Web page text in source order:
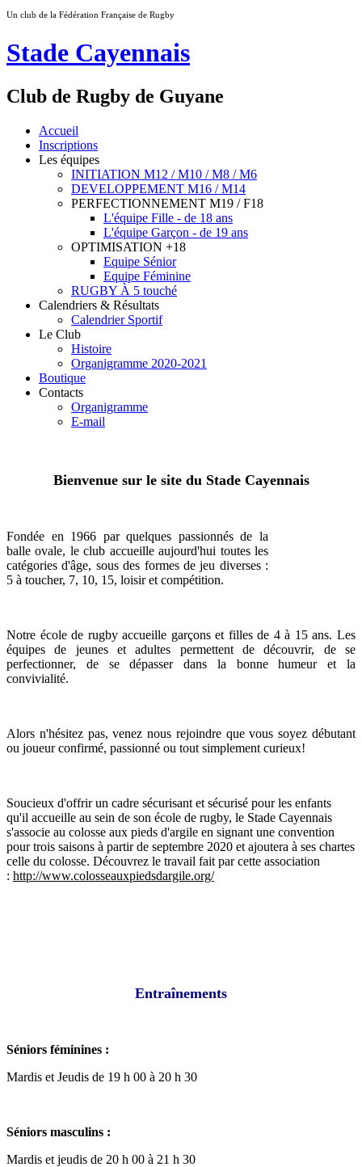
Un club de la Fédération Française de Rugby
Stade Cayennais
Club de Rugby de Guyane
Accueil
Inscriptions
Les équipes
INITIATION M12 / M10 / M8 / M6
DEVELOPPEMENT M16 / M14
PERFECTIONNEMENT M19 / F18
L'équipe Fille - de 18 ans
L'équipe Garçon - de 19 ans
OPTIMISATION +18
Equipe Sénior
Equipe Féminine
RUGBY À 5 touché
Calendriers & Résultats
Calendrier Sportif
Le Club
Histoire
Organigramme 2020-2021
Boutique
Contacts
Organigramme
E-mail
Bienvenue sur le site du Stade Cayennais
Fondée en 1966 par quelques passionnés de la
balle ovale, le club accueille aujourd'hui toutes les
catégories d'âge, sous des formes de jeu diverses :
5 à toucher, 7, 10, 15, loisir et compétition.
Notre école de rugby accueille garçons et filles de 4 à 15 ans. Les
équipes de jeunes et adultes permettent de découvrir, de se
perfectionner, de se dépasser dans la bonne humeur et la
convivialité.
Alors n'hésitez pas, venez nous rejoindre que vous soyez débutant
ou joueur confirmé, passionné ou tout simplement curieux!
Soucieux d'offrir un cadre sécurisant et sécurisé pour les enfants
qu'il accueille au sein de son école de rugby, le Stade Cayennais
s'associe au colosse aux pieds d'argile en signant une convention
pour trois saisons à partir de septembre 2020 et ajoutera à ses chartes
celle du colosse. Découvrez le travail fait par cette association
: http://www.colosseauxpiedsdargile.org/
Entraînements
Séniors féminines :
Mardis et Jeudis de 19 h 00 à 20 h 30
Séniors masculins :
Mardis et jeudis de 20 h 00 à 21 h 30